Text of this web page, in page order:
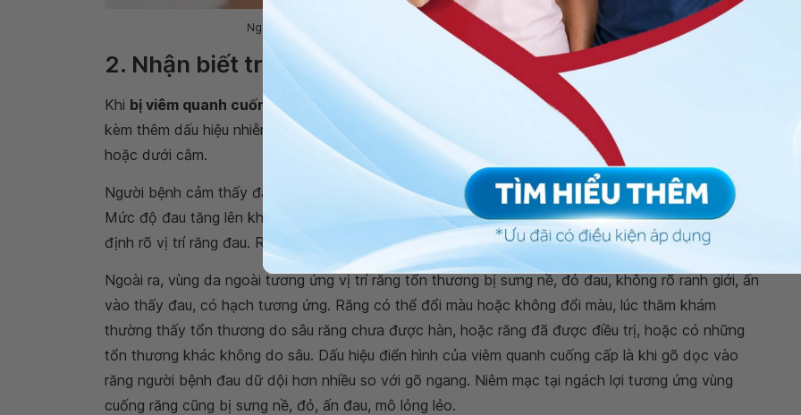
Nguyên nhân viêm cuống răng có thể bắt nguồn từ thói quen nghiến răng
2. Nhận biết triệu chứng viêm quanh cuống răng
Khi bị viêm quanh cuống răng
cấp tính, bệnh nhân thường có biểu hiện mệt mỏi, sốt cao ≥ 38 ̊C,
kèm thêm dấu hiệu nhiễm khuẩn như môi khô, lưỡi bẩn, đôi khi có phản ứng hạch ở vùng dưới hàm
hoặc dưới cằm.
Người bệnh cảm thấy đau nhức răng: Cơn đau tự nhiên, liên tục, nghiêm trọng, lan lên vùng nửa đầu.
Mức độ đau tăng lên khi nhai, không thuyên giảm khi dùng thuốc giảm đau, bệnh nhân có thể xác
định rõ vị trí răng đau. Răng bị đau chạm trước khi cắn làm bệnh nhân bị đau, không dám nhai.
Ngoài ra, vùng da ngoài tương ứng vị trí răng tổn thương bị sưng nề, đỏ đau, không rõ ranh giới, ấn
vào thấy đau, có hạch tương ứng. Răng có thể đổi màu hoặc không đổi màu, lúc thăm khám
thường thấy tổn thương do sâu răng chưa được hàn, hoặc răng đã được điều trị, hoặc có những
tổn thương khác không do sâu. Dấu hiệu điển hình của viêm quanh cuống cấp là khi gõ dọc vào
răng người bệnh đau dữ dội hơn nhiều so với gõ ngang. Niêm mạc tại ngách lợi tương ứng vùng
cuống răng cũng bị sưng nề, đỏ, ấn đau, mô lỏng lẻo.